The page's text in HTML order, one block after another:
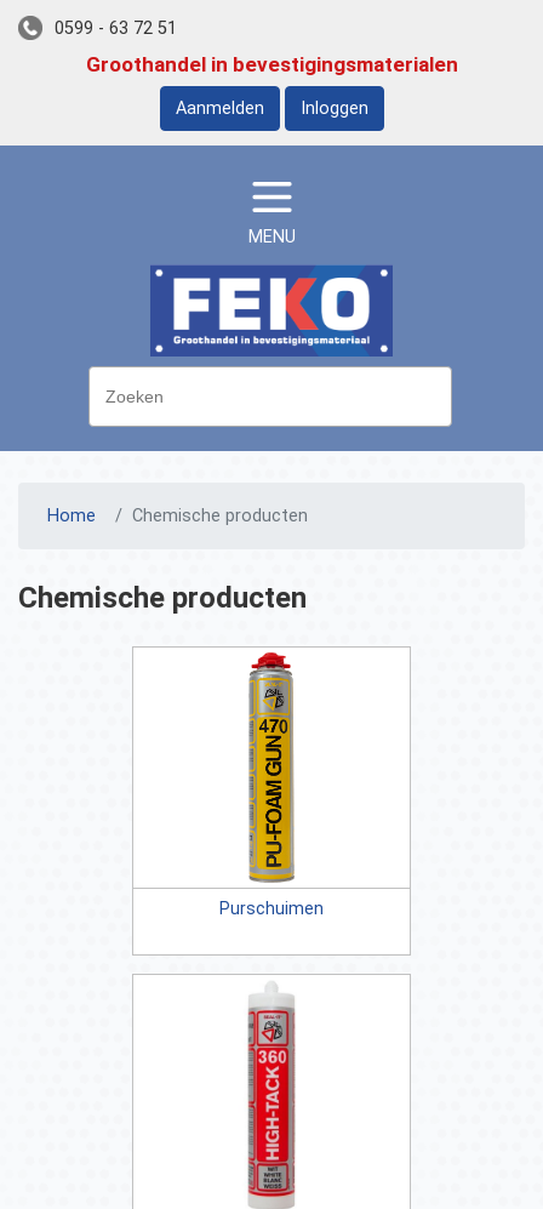
0599 - 63 72 51
Groothandel in bevestigingsmaterialen
Aanmelden Inloggen
MENU
Home Chemische producten
Chemische producten
Purschuimen